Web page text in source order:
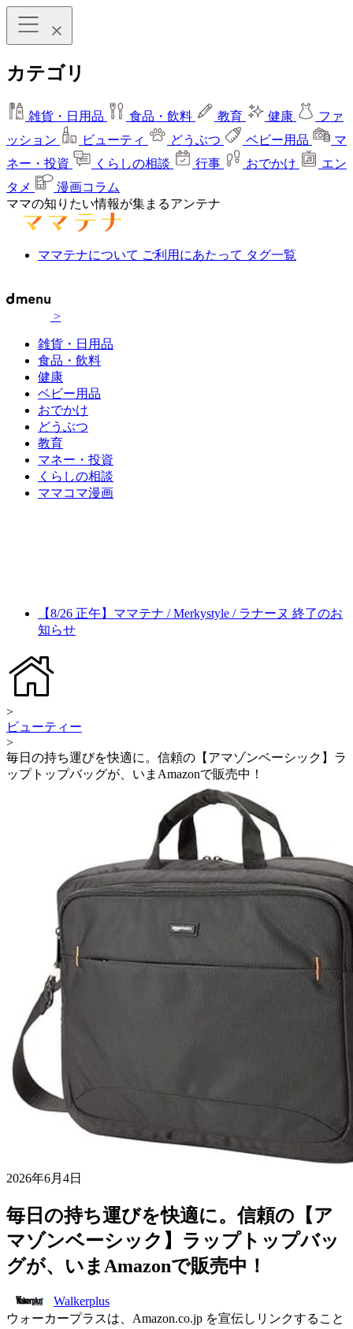
カテゴリ
雑貨・日用品 食品・飲料 教育 健康
ファ
ッション
ビューティ どうぶつ ベビー用品
マ
ネー・投資
くらしの相談 行事 おでかけ
エン
タメ
漫画コラム
ママの知りたい情報が集まるアンテナ
ママテナについて ご利用にあたって タグ一覧
>
雑貨・日用品
食品・飲料
健康
ベビー用品
おでかけ
どうぶつ
教育
マネー・投資
くらしの相談
ママコマ漫画
【8/26 正午】ママテナ / Merkystyle / ラナーヌ 終了のお
知らせ
>
ビューティー
>
毎日の持ち運びを快適に。信頼の【アマゾンベーシック】ラ
ップトップバッグが、いまAmazonで販売中！
2026年6月4日
毎日の持ち運びを快適に。信頼の【ア
マゾンベーシック】ラップトップバッ
グが、いまAmazonで販売中！
Walkerplus
ウォーカープラスは、Amazon.co.jp を宣伝しリンクすること